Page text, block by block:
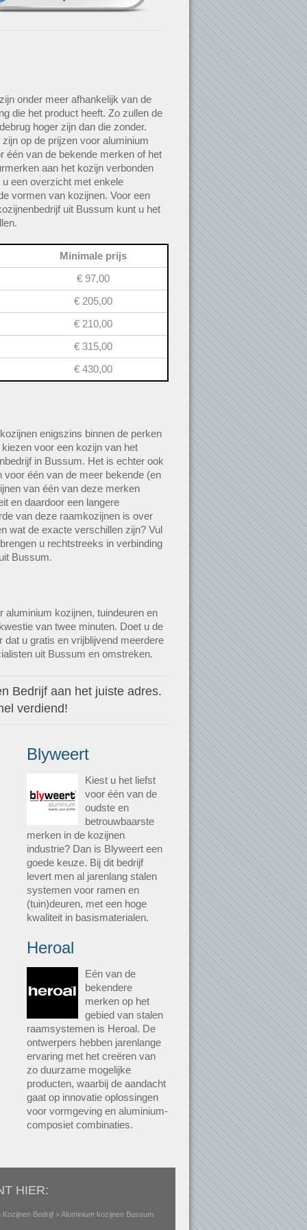
onder meer afhankelijk van de
die het product heeft. Zo zullen de
hoger zijn dan die zonder.
op de prijzen voor aluminium
één van de bekende merken of het
aan het kozijn verbonden
een overzicht met enkele
vormen van kozijnen. Voor een
uit Bussum kunt u het
Minimale prijs
€ 97,00
€ 205,00
€ 210,00
€ 315,00
€ 430,00
enigszins binnen de perken
voor een kozijn van het
in Bussum. Het is echter ook
één van de meer bekende (en
van één van deze merken
en daardoor een langere
van deze raamkozijnen is over
wat de exacte verschillen zijn? Vul
u rechtstreeks in verbinding
Bussum.
aluminium kozijnen, tuindeuren en
van twee minuten. Doet u de
u gratis en vrijblijvend meerdere
uit Bussum en omstreken.
Bedrijf aan het juiste adres.
verdiend!
Blyweert
Kiest u het liefst
voor één van de
oudste en
betrouwbaarste
merken in de kozijnen
industrie? Dan is Blyweert een
goede keuze. Bij dit bedrijf
levert men al jarenlang stalen
systemen voor ramen en
(tuin)deuren, met een hoge
kwaliteit in basismaterialen.
Heroal
Eén van de
bekendere
merken op het
gebied van stalen
raamsystemen is Heroal. De
ontwerpers hebben jarenlange
ervaring met het creëren van
zo duurzame mogelijke
producten, waarbij de aandacht
gaat op innovatie oplossingen
voor vormgeving en aluminium-
composiet combinaties.
HIER:
Kozijnen Bedrijf > Aluminium kozijnen Bussum